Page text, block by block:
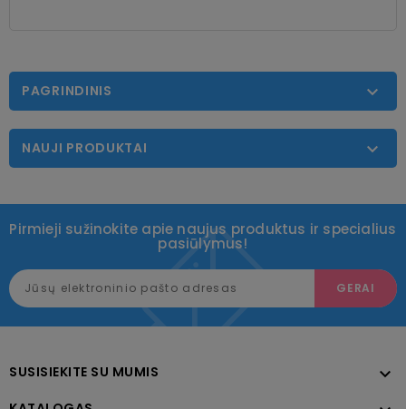
PAGRINDINIS 
NAUJI PRODUKTAI 
Pirmieji sužinokite apie naujus produktus ir specialius
pasiūlymus!
SUSISIEKITE SU MUMIS 